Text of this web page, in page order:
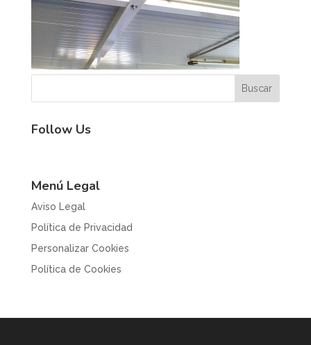
Follow Us
Menú Legal
Aviso Legal
Política de Privacidad
Personalizar Cookies
Política de Cookies